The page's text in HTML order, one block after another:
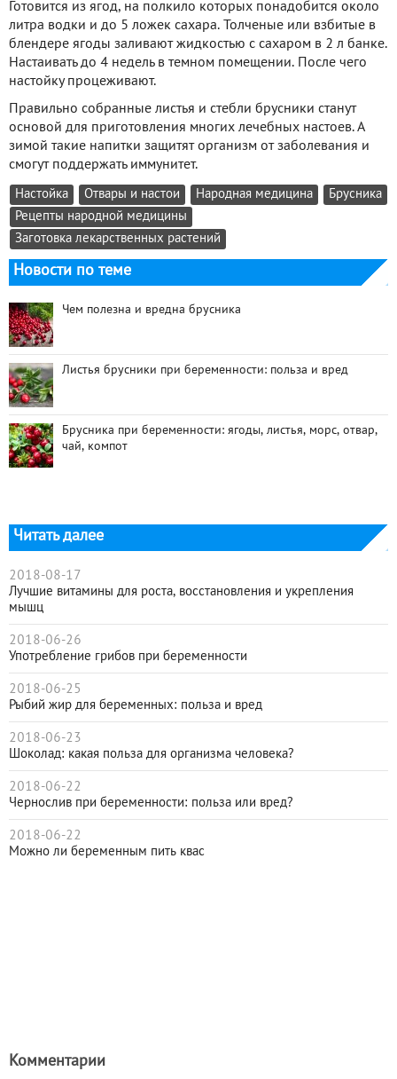
Готовится из ягод, на полкило которых понадобится около
литра водки и до 5 ложек сахара. Толченые или взбитые в
блендере ягоды заливают жидкостью с сахаром в 2 л банке.
Настаивать до 4 недель в темном помещении. После чего
настойку процеживают.
Правильно собранные листья и стебли брусники станут
основой для приготовления многих лечебных настоев. А
зимой такие напитки защитят организм от заболевания и
смогут поддержать иммунитет.
Настойка Отвары и настои Народная медицина
Брусника
Рецепты народной медицины
Заготовка лекарственных растений
Новости по теме
Чем полезна и вредна брусника
Листья брусники при беременности: польза и вред
Брусника при беременности: ягоды, листья, морс, отвар,
чай, компот
Читать далее
2018-08-17
Лучшие витамины для роста, восстановления и укрепления
мышц
2018-06-26
Употребление грибов при беременности
2018-06-25
Рыбий жир для беременных: польза и вред
2018-06-23
Шоколад: какая польза для организма человека?
2018-06-22
Чернослив при беременности: польза или вред?
2018-06-22
Можно ли беременным пить квас
Комментарии